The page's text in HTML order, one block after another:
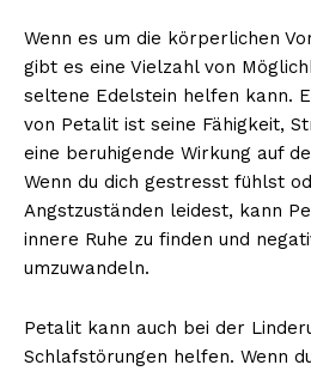
Wenn es um die körperlichen
gibt es eine Vielzahl von
seltene Edelstein helfen kann.
von Petalit ist seine Fähigkeit,
eine beruhigende Wirkung auf
Wenn du dich gestresst fühlst
Angstzuständen leidest, kann
innere Ruhe zu finden und
umzuwandeln.
Petalit kann auch bei der
Schlafstörungen helfen. Wenn